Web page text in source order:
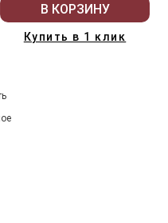
В КОРЗИНУ
Купить в 1 клик